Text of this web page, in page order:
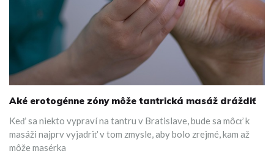
Aké erotogénne zóny môže tantrická masáž dráždiť
Keď sa niekto vypraví na tantru v Bratislave, bude sa môcť k
masáži najprv vyjadriť v tom zmysle, aby bolo zrejmé, kam až
môže masérka